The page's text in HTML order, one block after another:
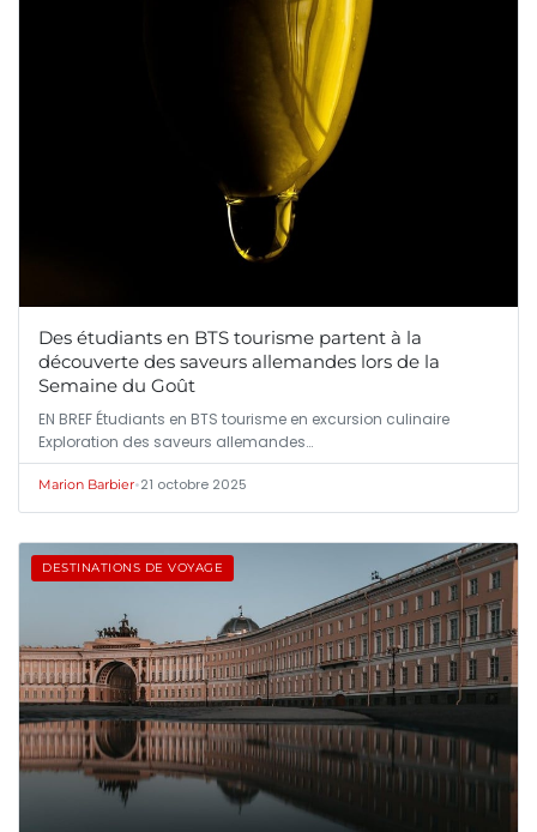
Des étudiants en BTS tourisme partent à la
découverte des saveurs allemandes lors de la
Semaine du Goût
EN BREF Étudiants en BTS tourisme en excursion culinaire
Exploration des saveurs allemandes…
Marion Barbier•21 octobre 2025
DESTINATIONS DE VOYAGE